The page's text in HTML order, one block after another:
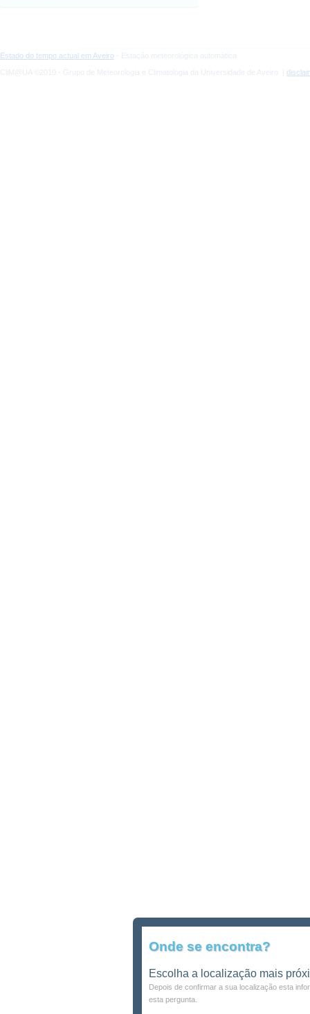
Estado do tempo actual em Aveiro - Estação meteorológica automática
CliM@UA ©2010 - Grupo de Meteorologia e Climatologia da Universidade de Aveiro |
Onde se encontra?
Escolha a localização mais
Depois de confirmar a sua localização esta
esta pergunta.